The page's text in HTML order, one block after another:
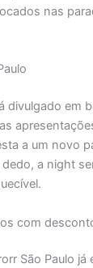
nas
divulgado em
a um novo
a night
com
São Paulo